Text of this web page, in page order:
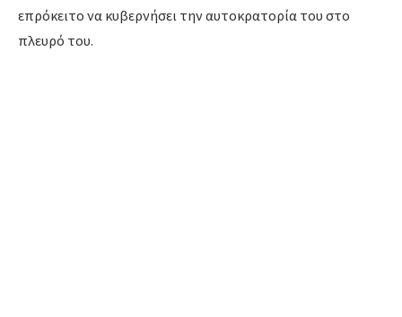
επρόκειτο να κυβερνήσει την αυτοκρατορία του στο
πλευρό του.